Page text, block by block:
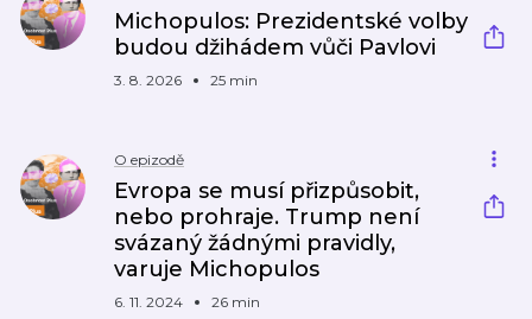
Michopulos: Prezidentské volby
budou džihádem vůči Pavlovi
3. 8. 2026 25 min
O epizodě
Evropa se musí přizpůsobit,
nebo prohraje. Trump není
svázaný žádnými pravidly,
varuje Michopulos
6. 11. 2024 26 min